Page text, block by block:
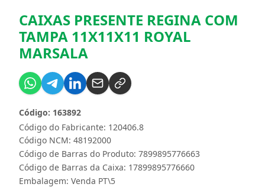
CAIXAS PRESENTE REGINA COM
TAMPA 11X11X11 ROYAL
MARSALA
Código do Fabricante: 120406.8
Código: 163892
Código NCM: 48192000
Código de Barras do Produto: 7899895776663
Código de Barras da Caixa: 17899895776660
Embalagem: Venda PT\5